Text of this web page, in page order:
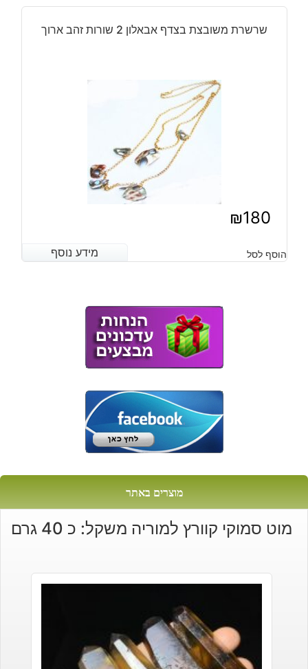
שרשרת משובצת בצדף אבאלון 2 שורות זהב ארוך
₪180
מידע נוסף הוסף לסל מידע נוסף
מוצרים באתר
מוט סמוקי קוורץ למוריה משקל: כ 40 גרם